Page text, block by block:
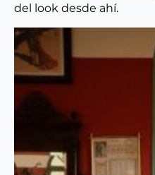
del look desde ahí.